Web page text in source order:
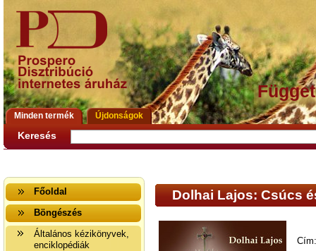
Minden termék Újdonságok
Keresés
Főoldal
Böngészés
Általános kézikönyvek,
enciklopédiák
Dolhai Lajos: Csúcs
Cím: